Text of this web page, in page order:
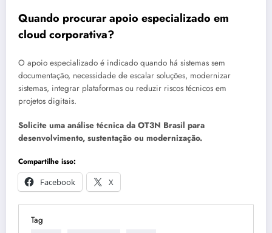
Quando procurar apoio especializado em
cloud corporativa?
O apoio especializado é indicado quando há sistemas sem
documentação, necessidade de escalar soluções, modernizar
sistemas, integrar plataformas ou reduzir riscos técnicos em
projetos digitais.
Solicite uma análise técnica da OT3N Brasil para
desenvolvimento, sustentação ou modernização.
Compartilhe isso:
Facebook
X
Tag